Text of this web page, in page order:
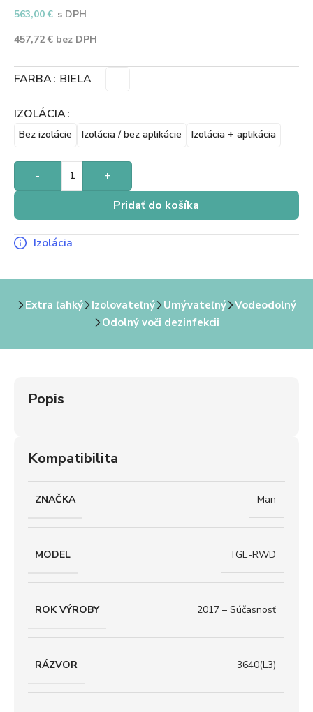
563,00€ s DPH
457,72€ bez DPH
FARBA BIELA
IZOLÁCIA
Bez izolácie Izolácia / bez aplikácie Izolácia + aplikácia
- +
Pridať do košíka
Izolácia
Extra ľahký Izolovateľný Umývateľný
Vodeodolný
Odolný voči dezinfekcii
Popis
Kompatibilita
ZNAČKA Man
MODEL TGE-RWD
ROK VÝROBY 2017 – Súčasnosť
RÁZVOR 3640(L3)